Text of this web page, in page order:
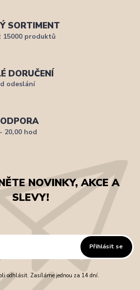
SORTIMENT
15000 produktů
DORUČENÍ
odeslání
20,00 hod
NOVINKY, AKCE A
SLEVY!
Přihlásit se
odhlásit. Zasíláme jednou za 14 dní.